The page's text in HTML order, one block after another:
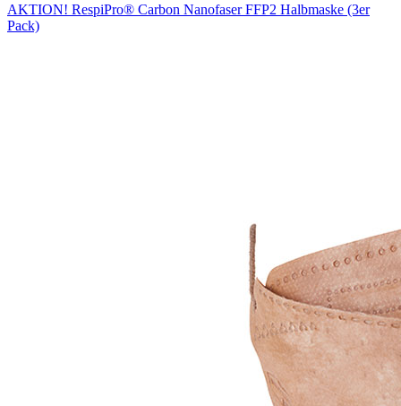
AKTION! RespiPro® Carbon Nanofaser FFP2 Halbmaske (3er
Pack)